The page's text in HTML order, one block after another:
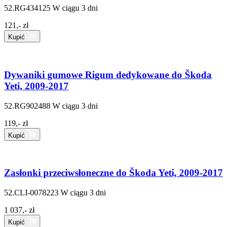
52.RG434125 W ciągu 3 dni
121,- zł
Kupić
Dywaniki gumowe Rigum dedykowane do Škoda
Yeti, 2009-2017
52.RG902488 W ciągu 3 dni
119,- zł
Kupić
Zasłonki przeciwsłoneczne do Škoda Yeti, 2009-2017
52.CLI-0078223 W ciągu 3 dni
1 037,- zł
Kupić